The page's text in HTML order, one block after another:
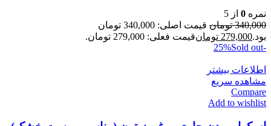
نمره 0 از 5
340,000 تومان
قیمت اصلی: 340,000 تومان
بود.279,000 تومانقیمت فعلی: 279,000 تومان.
-25%
Sold out
اطلاعات بیشتر
مشاهده سریع
Compare
Add to wishlist